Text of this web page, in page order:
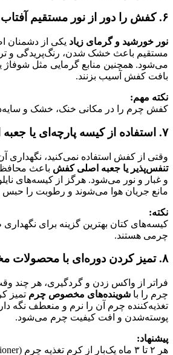
۶. کفش را دور از نور مستقیم آفتاب نگه دارید
نور خورشید و گرمای زیاد یکی از دشمنان
مستقیم باعث خشک شدن، رنگ‌پریدگی و
می‌شود. همچنین منابع گرمایی مثل شوفاژ
بافت کفش آسیب بزنند.
نکته مهم:
کفش چرم را در مکانی خنک، خشک و
۷. استفاده از کیسه پارچه‌ای یا جعبه اصلی کفش
وقتی از کفش استفاده نمی‌کنید، نگهداری
تنفس‌پذیر یا جعبه اصلی کفش باعث
و غبار و نور می‌شود. هرگز از کیسه‌های
مانع جریان هوا می‌شوند و رطوبت را حبس
نکته:
کیسه‌های کتان بهترین گزینه برای
چرمی هستند.
۸. تمیز کردن دوره‌ای با محصولات مخصوص چرم
فراتر از واکس زدن و گردگیری، هر چند
چرم را با شوینده‌های مخصوص چرم تمیز
تغذیه‌کننده چرم آن را نرم و منعطف نگه
پوسته‌شدن و افت کیفیت چرم می‌شود.
پیشنهاد: